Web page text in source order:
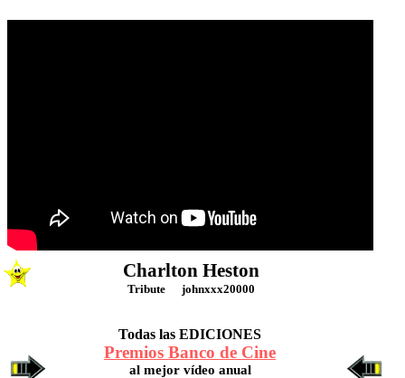
Charlton Heston
Tribute johnxxx20000
Todas las EDICIONES
Premios Banco de Cine
al mejor vídeo anual